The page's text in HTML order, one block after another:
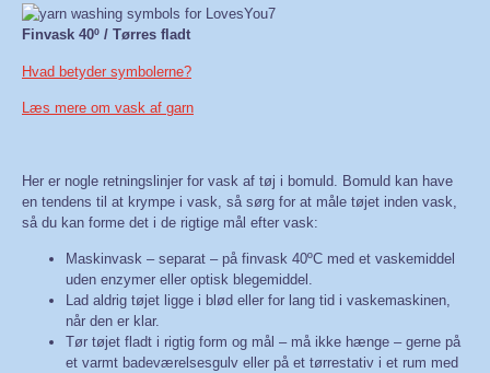
Finvask 40º / Tørres fladt
Hvad betyder symbolerne?
Læs mere om vask af garn
Her er nogle retningslinjer for vask af tøj i bomuld. Bomuld kan have
en tendens til at krympe i vask, så sørg for at måle tøjet inden vask,
så du kan forme det i de rigtige mål efter vask:
Maskinvask – separat – på finvask 40ºC med et vaskemiddel
uden enzymer eller optisk blegemiddel.
Lad aldrig tøjet ligge i blød eller for lang tid i vaskemaskinen,
når den er klar.
Tør tøjet fladt i rigtig form og mål – må ikke hænge – gerne på
et varmt badeværelsesgulv eller på et tørrestativ i et rum med